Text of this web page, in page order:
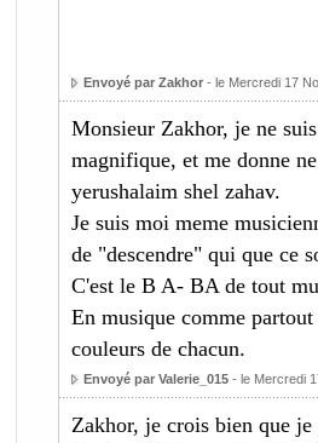
Envoyé par Zakhor- le Mercredi 17
Monsieur Zakhor, je ne
magnifique, et me donne
yerushalaim shel zahav.
Je suis moi meme
de "descendre" qui que ce
C'est le B A- BA de tout
En musique comme
couleurs de chacun.
Envoyé par Valerie_015- le Mercredi
Zakhor, je crois bien que